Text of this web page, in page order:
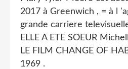
2017 à Greenwich , = à l
grande carriere
ELLE A ETE SOEUR
LE FILM CHANGE OF
1969 .